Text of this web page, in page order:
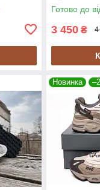
Готово до
3 450 ₴ 4
Новинка